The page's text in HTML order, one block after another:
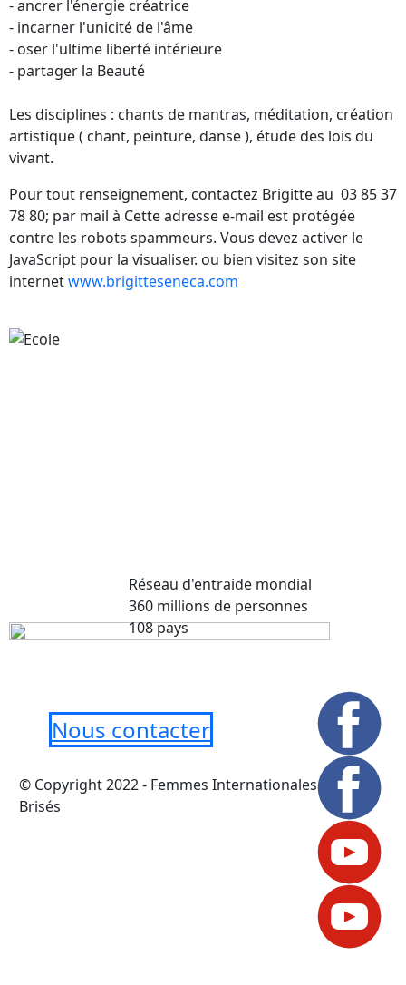
- ancrer l'énergie créatrice
- incarner l'unicité de l'âme
- oser l'ultime liberté intérieure
- partager la Beauté
Les disciplines : chants de mantras, méditation, création
artistique ( chant, peinture, danse ), étude des lois du
vivant.
Pour tout renseignement, contactez Brigitte au 03 85 37
78 80; par mail à Cette adresse e-mail est protégée
contre les robots spammeurs. Vous devez activer le
JavaScript pour la visualiser. ou bien visitez son site
internetwww.brigitteseneca.com
Réseau d'entraide mondial
360 millions de personnes
108 pays
Nous contacter
© Copyright 2022 - Femmes Internationales Murs
Brisés